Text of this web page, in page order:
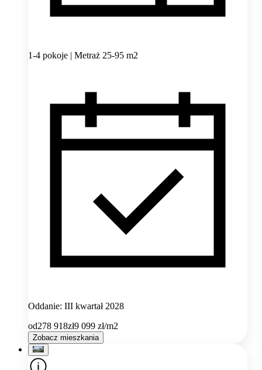
1-4 pokoje | Metraż 25-95 m2
Oddanie: III kwartał 2028
od278 918zł9 099 zł/m2
Zobacz mieszkania